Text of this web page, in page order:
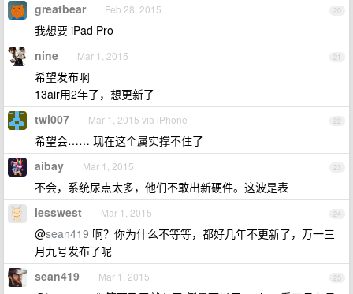
20
greatbear Feb 28, 2015
我想要 iPad Pro
21
nine Mar 1, 2015
希望发布啊
13air用2年了，想更新了
22
twl007 Mar 1, 2015 via iPhone
希望会…… 现在这个属实撑不住了
23
aibay Mar 1, 2015
不会，系统尿点太多，他们不敢出新硬件。这波是表
24
lesswest Mar 1, 2015
@sean419 啊？你为什么不等等，都好几年不更新了，万一三
月九号发布了呢
25
sean419 Mar 1, 2015